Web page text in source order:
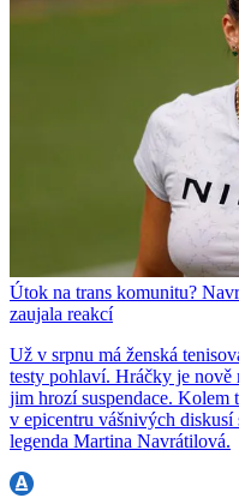
Útok na trans komunitu?
zaujala reakcí
Už v srpnu má ženská
testy pohlaví. Hráčky je nově
jim hrozí suspendace. Kolem
v epicentru vášnivých diskusí
legenda Martina Navrátilová.